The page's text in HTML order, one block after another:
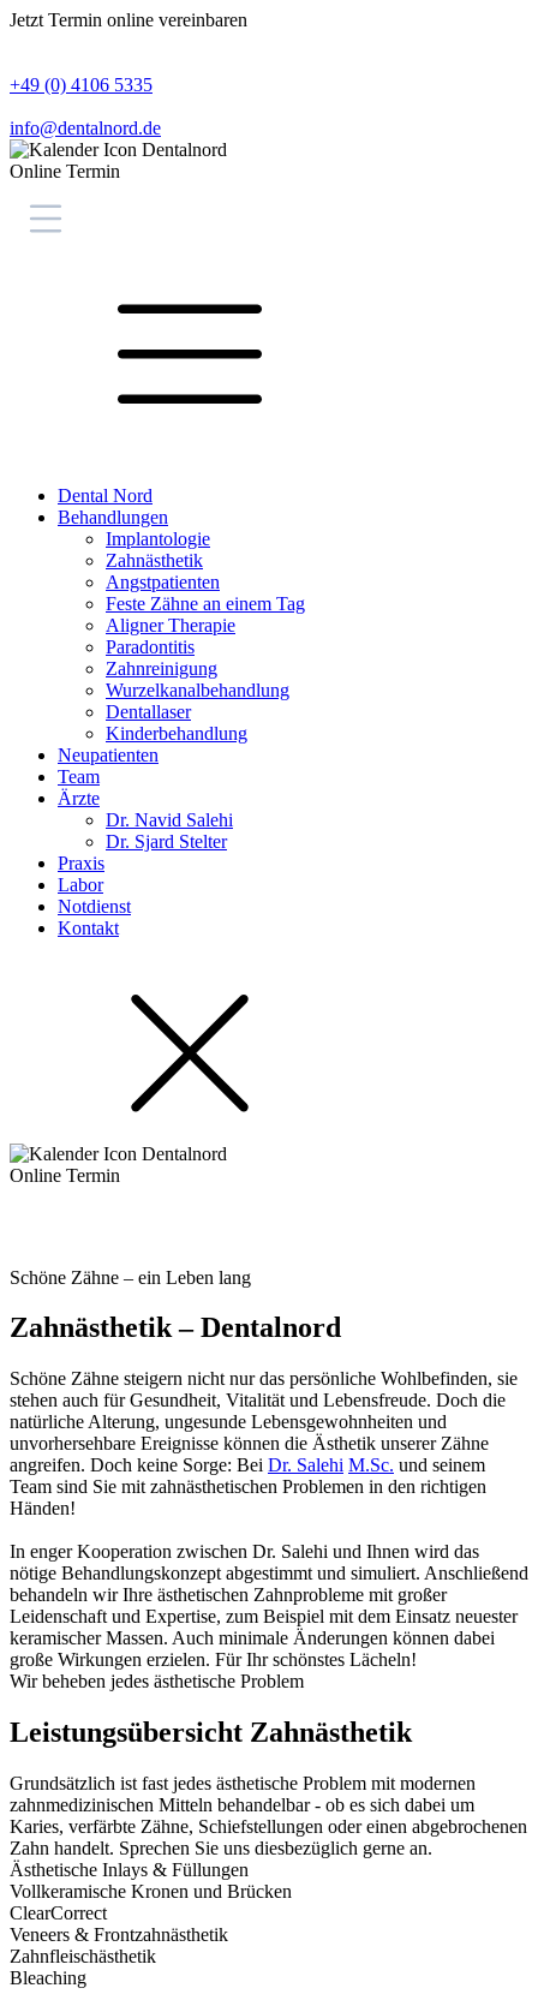
Jetzt Termin online vereinbaren
+49 (0) 4106 5335
info@dentalnord.de
Online Termin
Dental Nord
Behandlungen
Implantologie
Zahnästhetik
Angstpatienten
Feste Zähne an einem Tag
Aligner Therapie
Paradontitis
Zahnreinigung
Wurzelkanalbehandlung
Dentallaser
Kinderbehandlung
Neupatienten
Team
Ärzte
Dr. Navid Salehi
Dr. Sjard Stelter
Praxis
Labor
Notdienst
Kontakt
Online Termin
Schöne Zähne – ein Leben lang
Zahnästhetik – Dentalnord
Schöne Zähne steigern nicht nur das persönliche Wohlbefinden, sie
stehen auch fürGesundheit, Vitalität und Lebensfreude. Doch die
natürliche Alterung, ungesunde Lebensgewohnheiten und
unvorhersehbare Ereignisse können die Ästhetik unserer Zähne
angreifen. Doch keine Sorge: Bei Dr. Salehi M.Sc. und seinem
Team sind Sie mit zahnästhetischen Problemen in den richtigen
Händen!
In enger Kooperation zwischen Dr. Salehi und Ihnen wird das
nötige Behandlungskonzept abgestimmt und simuliert. Anschließend
behandeln wir Ihre ästhetischen Zahnprobleme mit großer
Leidenschaft und Expertise, zum Beispiel mit dem Einsatz neuester
keramischer Massen. Auch minimale Änderungen können dabei
große Wirkungen erzielen. Für Ihr schönstes Lächeln!
Wir beheben jedes ästhetische Problem
Leistungsübersicht Zahnästhetik
Grundsätzlich ist fast jedes ästhetische Problem mit modernen
zahnmedizinischen Mitteln behandelbar- ob es sich dabei um
Karies, verfärbte Zähne, Schiefstellungen oder einen abgebrochenen
Zahn handelt. Sprechen Sie uns diesbezüglich gerne an.
Ästhetische Inlays & Füllungen
Vollkeramische Kronen und Brücken
ClearCorrect
Veneers & Frontzahnästhetik
Zahnfleischästhetik
Bleaching